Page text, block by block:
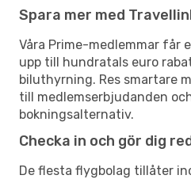
Spara mer med
Våra Prime-medlemmar får
upp till hundratals euro
biluthyrning. Res smartare
till medlemserbjudanden
bokningsalternativ.
Checka in och gör dig
De flesta flygbolag tillåter